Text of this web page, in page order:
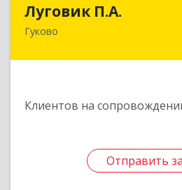
Луговик П.А.
Гуково
Клиентов на
Отправить
Отправить